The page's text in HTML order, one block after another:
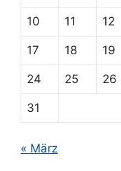
10 11 12
17 18 19
24 25 26
31
« März